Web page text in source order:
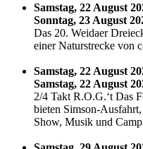
Samstag, 22 August
Sonntag, 23 August
Das 20. Weidaer
einer Naturstrecke von
Samstag, 22 August
Samstag, 22 August
2/4 Takt R.O.G.‘t Das
bieten Simson-
Show, Musik und